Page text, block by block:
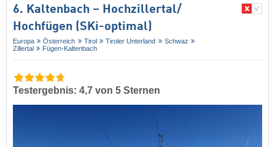
6. Kaltenbach – Hochzillertal/​
Hochfügen (SKi-optimal)
Europa Österreich Tirol Tiroler Unterland
Schwaz
Zillertal
Fügen-Kaltenbach
Testergebnis: 4,7 von 5 Sternen